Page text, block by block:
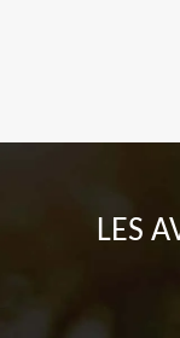
LES